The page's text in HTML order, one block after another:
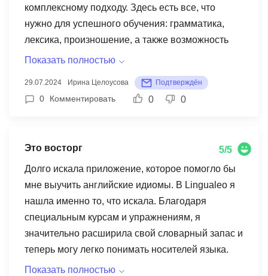
процесс обучения более увлекательным. А
благодаря видеокурсам с заданиями, вы
сможете погрузиться в языковую среду и
отточить свои навыки восприятия речи на слух.
Важно отметить, что Lingualeo предлагает как
бесплатный, так и платный доступ. Даже
бесплатная версия предоставляет множество
подписка открывает еще больше возможностей
и дополнительных материалов.
комплексному подходу. Здесь есть все, что
нужно для успешного обучения: грамматика,
лексика, произношение, а также возможность
практиковаться в реальных коммуникативных
Lingualeo предлагает более
персонализированный подход, учитывая мои
Показать полностью
29.07.2024 Ирина Целоусова Подтверждён
0 Комментировать 0 0
Это восторг
5/5
Долго искала приложение, которое помогло бы
мне выучить английские идиомы. В Lingualeo я
нашла именно то, что искала. Благодаря
специальным курсам и упражнениям, я
значительно расширила свой словарный запас и
теперь могу легко понимать носителей языка.
Например, я узнала, что такое "break a leg" и как
Показать полностью